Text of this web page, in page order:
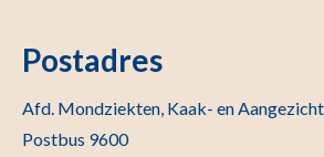
Postadres
Afd. Mondziekten, Kaak- en
Postbus 9600